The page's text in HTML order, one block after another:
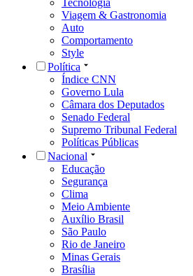
Viagem & Gastronomia
Auto
Comportamento
Style
Política
Índice CNN
Governo Lula
Câmara dos Deputados
Senado Federal
Supremo Tribunal Federal
Políticas Públicas
Nacional
Educação
Segurança
Clima
Meio Ambiente
Auxílio Brasil
São Paulo
Rio de Janeiro
Minas Gerais
Brasília